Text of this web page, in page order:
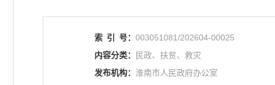
索 引 号： 003051081/202604-00025
内容分类：
民政、扶贫、救灾
发布机构： 淮南市人民政府办公室